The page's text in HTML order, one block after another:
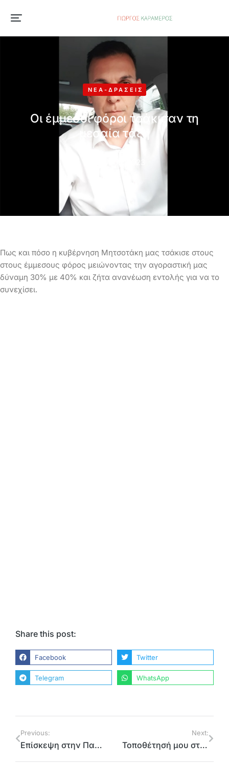
ΝΈΑ-ΔΡΆΣΕΙΣ
Οι έμμεσοι φόροι τσάκισαν τη
μεσαία τάξη
6 Απριλίου, 2023
Πως και πόσο η κυβέρνηση Μητσοτάκη μας τσάκισε στους
στους έμμεσους φόρος μειώνοντας την αγοραστική μας
δύναμη 30% με 40% και ζήτα ανανέωση εντολής για να το
συνεχίσει.
Share this post:
Facebook Twitter
Telegram WhatsApp
Previous:
Επίσκεψη στην Παλλήνη και στον Γέρακα
Next:
Τοποθέτησή μου στο Kontra Channel